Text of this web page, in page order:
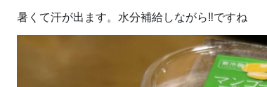
暑くて汗が出ます。水分補給しながら‼️ですね